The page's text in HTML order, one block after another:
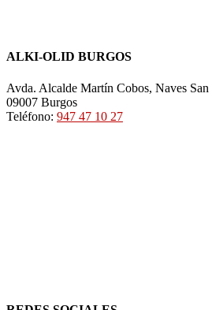
ALKI-OLID BURGOS
Avda. Alcalde Martín Cobos, Naves
09007 Burgos
Teléfono: 947 47 10 27